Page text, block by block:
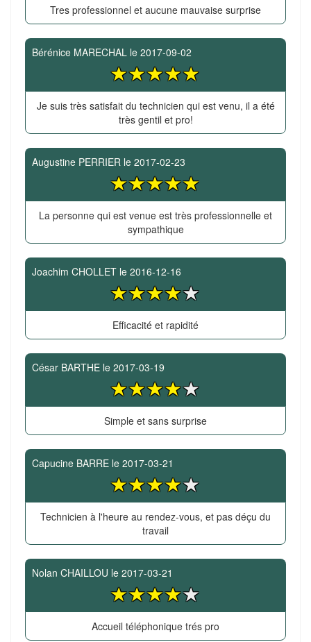
Tres professionnel et aucune mauvaise surprise
Bérénice MARECHAL le 2017-09-02
Je suis très satisfait du technicien qui est venu, il a été
très gentil et pro!
Augustine PERRIER le 2017-02-23
La personne qui est venue est très professionnelle et
sympathique
Joachim CHOLLET le 2016-12-16
Efficacité et rapidité
César BARTHE le 2017-03-19
Simple et sans surprise
Capucine BARRE le 2017-03-21
Technicien à l'heure au rendez-vous, et pas déçu du
travail
Nolan CHAILLOU le 2017-03-21
Accueil téléphonique trés pro